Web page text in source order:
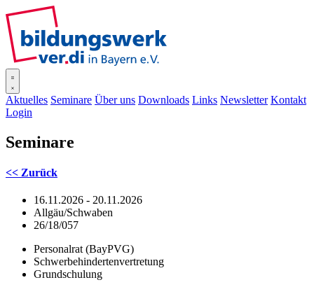
Aktuelles Seminare Über uns Downloads Links Newsletter Kontakt
Login
Seminare
<< Zurück
16.11.2026 - 20.11.2026
Allgäu/Schwaben
26/18/057
Personalrat (BayPVG)
Schwerbehindertenvertretung
Grundschulung